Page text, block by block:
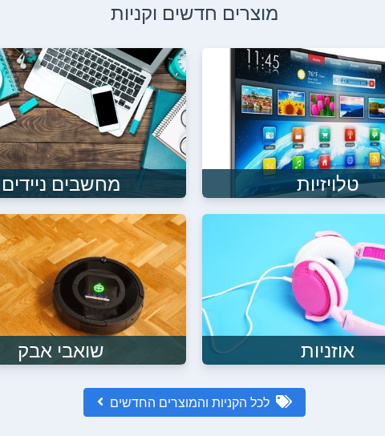
מוצרים חדשים וקניות
טלויזיות מחשבים ניידים
אוזניות שואבי אבק
לכל הקניות והמוצרים החדשים